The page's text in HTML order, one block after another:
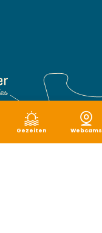
Gezeiten Webcams